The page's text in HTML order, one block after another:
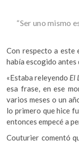
“Ser uno mismo
Con respecto a este
había escogido antes
«Estaba releyendo El
esa frase, en ese
varios meses o un
lo primero que hice
entonces empecé a
Couturier comentó